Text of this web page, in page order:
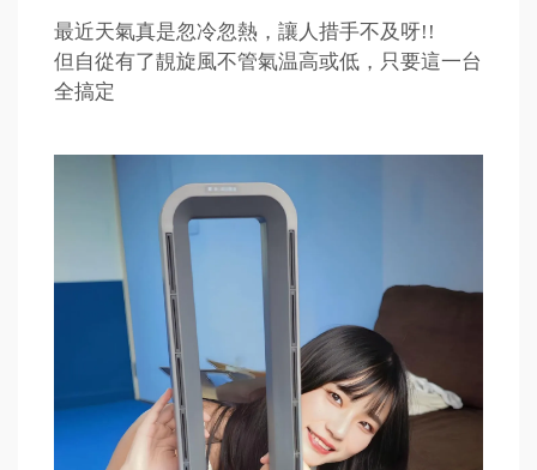
最近天氣真是忽冷忽熱，讓人措手不及呀!!
但自從有了靚旋風不管氣温高或低，只要這一台
全搞定